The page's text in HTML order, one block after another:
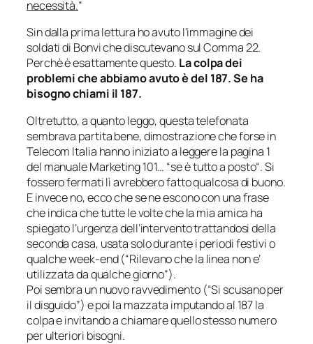
necessità.”
Sin dalla prima lettura ho avuto l’immagine dei
soldati di Bonvi che discutevano sul Comma 22.
Perchè è esattamente questo. La colpa dei
problemi che abbiamo avuto è del 187. Se ha
bisogno chiami il 187.
Oltretutto, a quanto leggo, questa telefonata
sembrava partita bene, dimostrazione che forse in
Telecom Italia hanno iniziato a leggere la pagina 1
del manuale Marketing 101… “se è tutto a posto“. Si
fossero fermati lì avrebbero fatto qualcosa di buono.
E invece no, ecco che se ne escono con una frase
che indica che tutte le volte che la mia amica ha
spiegato l’urgenza dell’intervento trattandosi della
seconda casa, usata solo durante i periodi festivi o
qualche week-end (“Rilevano che la linea non e’
utilizzata da qualche giorno“).
Poi sembra un nuovo ravvedimento (“Si scusano per
il disguido”) e poi la mazzata imputando al 187 la
colpa e invitando a chiamare quello stesso numero
per ulteriori bisogni.